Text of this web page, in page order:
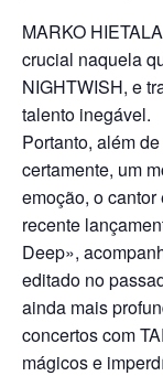
MARKO
crucial naquela
NIGHTWISH, e
talento inegável.
Portanto, além
certamente, um
emoção, o
recente
Deep»,
editado no
ainda mais
concertos com
mágicos e